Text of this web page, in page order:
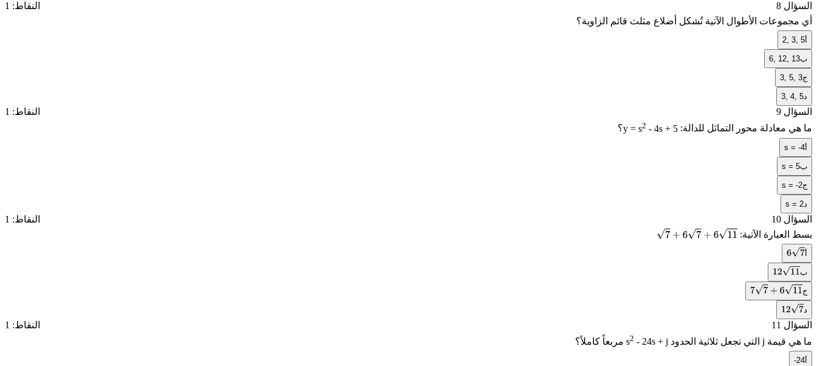
السؤال 8
النقاط: 1
أي مجموعات الأطوال الآتية تُشكل أضلاع مثلث قائم الزاوية؟
أ2, 3, 5
ب6, 12, 13
ج3, 5, 3
د3, 4, 5
السؤال 9
النقاط: 1
ما هي معادلة محور التماثل للدالة:
y = s2 - 4s + 5 ؟
أs = -4
بs = 5
جs = -2
دs = 2
السؤال 10
النقاط: 1
بسط العبارة الآتية:
7+6 7+ 611
أ 67
ب
1211
ج
7 7+ 6
11
د
127
السؤال 11
النقاط: 1
ما هي قيمة j التي تجعل ثلاثية الحدود s2 - 24s + j مربعاً كاملاً؟
أ-24